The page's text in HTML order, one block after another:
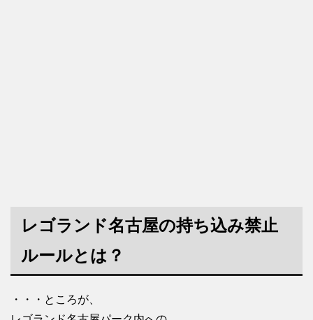
レゴランド名古屋の持ち込み禁止
ルールとは？
・・・ところが、